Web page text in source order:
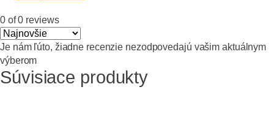
0 of 0 reviews
Je nám ľúto, žiadne recenzie nezodpovedajú vašim aktuálnym
výberom
Súvisiace produkty